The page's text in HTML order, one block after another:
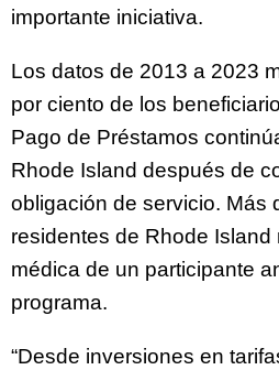
importante iniciativa.
Los datos de 2013 a 2023
por ciento de los
Pago de Préstamos
Rhode Island después de
obligación de servicio. Más
residentes de Rhode Island
médica de un participante
programa.
“Desde inversiones en